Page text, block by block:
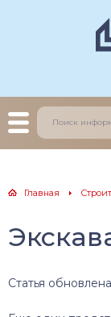
Главная
Статья
трактора